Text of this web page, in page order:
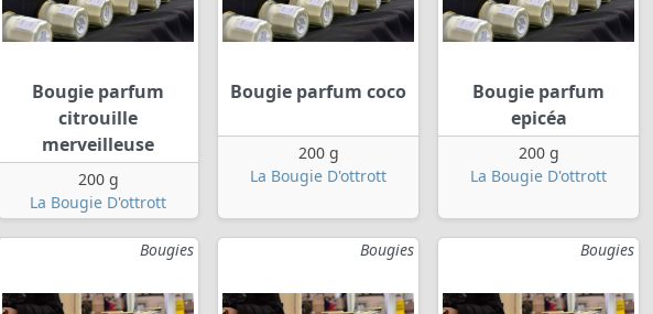
Bougie parfum
citrouille
merveilleuse
200 g
La Bougie D'ottrott
Bougie parfum coco
200 g
La Bougie D'ottrott
Bougie parfum
epicéa
200 g
La Bougie D'ottrott
Bougies Bougies Bougies